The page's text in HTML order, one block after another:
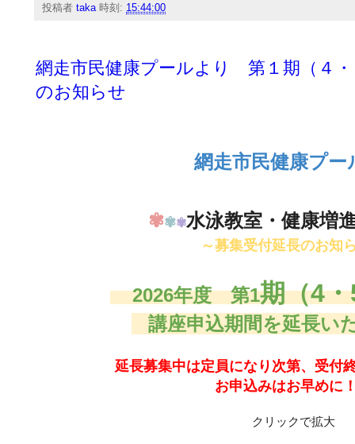
投稿者taka 時刻: 15:44:00
網走市民健康プールより 第１期（４・
のお知らせ
網走市民健康プー
✾✾✾水泳教室・健康増
～募集受付延長のお知
2026年度 第1期（4
講座申込期間を延長
延長募集中は定員になり次第、受付
お申込みはお早めに
クリックで拡大